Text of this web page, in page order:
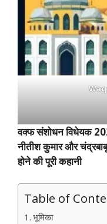
वक्फ संशोधन विधेयक
नीतीश कुमार और
होने की पूरी कहानी
Table of
भूमिका